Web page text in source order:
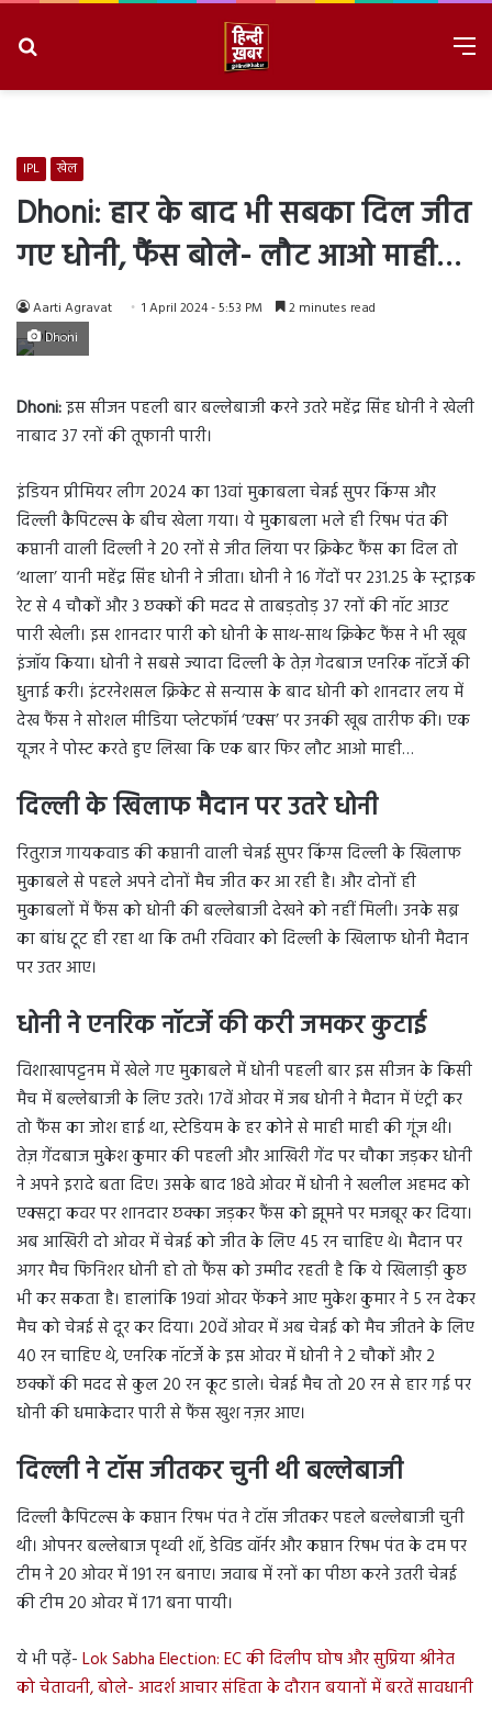
IPL खेल
Dhoni: हार के बाद भी सबका दिल जीत
गए धोनी, फैंस बोले- लौट आओ माही…
Aarti Agravat 1 April 2024 - 5:53 PM 2 minutes read
Dhoni
Dhoni:इस सीजन पहली बार बल्लेबाजी करने उतरे महेंद्र सिंह धोनी ने खेली
नाबाद 37 रनों की तूफानी पारी।
इंडियन प्रीमियर लीग 2024 का 13वां मुकाबला चेन्नई सुपर किंग्स और
दिल्ली कैपिटल्स के बीच खेला गया। ये मुकाबला भले ही रिषभ पंत की
कप्तानी वाली दिल्ली ने 20 रनों से जीत लिया पर क्रिकेट फैंस का दिल तो
‘थाला’ यानी महेंद्र सिंह धोनी ने जीता। धोनी ने 16 गेंदों पर 231.25 के स्ट्राइक
रेट से 4 चौकों और 3 छक्कों की मदद से ताबड़तोड़ 37 रनों की नॉट आउट
पारी खेली। इस शानदार पारी को धोनी के साथ-साथ क्रिकेट फैंस ने भी खूब
इंजॉय किया। धोनी ने सबसे ज्यादा दिल्ली के तेज़ गेदबाज एनरिक नॉटर्जे की
धुनाई करी। इंटरनेशसल क्रिकेट से सन्यास के बाद धोनी को शानदार लय में
देख फैंस ने सोशल मीडिया प्लेटफॉर्म ‘एक्स’ पर उनकी खूब तारीफ की। एक
यूजर ने पोस्ट करते हुए लिखा कि एक बार फिर लौट आओ माही…
दिल्ली के खिलाफ मैदान पर उतरे धोनी
रितुराज गायकवाड की कप्तानी वाली चेन्नई सुपर किंग्स दिल्ली के खिलाफ
मुकाबले से पहले अपने दोनों मैच जीत कर आ रही है। और दोनों ही
मुकाबलों में फैंस को धोनी की बल्लेबाजी देखने को नहीं मिली। उनके सब्र
का बांध टूट ही रहा था कि तभी रविवार को दिल्ली के खिलाफ धोनी मैदान
पर उतर आए।
धोनी ने एनरिक नॉटर्जे की करी जमकर कुटाई
विशाखापट्टनम में खेले गए मुकाबले में धोनी पहली बार इस सीजन के किसी
मैच में बल्लेबाजी के लिए उतरे। 17वें ओवर में जब धोनी ने मैदान में एंट्री कर
तो फैंस का जोश हाई था, स्टेडियम के हर कोने से माही माही की गूंज थी।
तेज़ गेंदबाज मुकेश कुमार की पहली और आखिरी गेंद पर चौका जड़कर धोनी
ने अपने इरादे बता दिए। उसके बाद 18वे ओवर में धोनी ने खलील अहमद को
एक्सट्रा कवर पर शानदार छक्का जड़कर फैंस को झूमने पर मजबूर कर दिया।
अब आखिरी दो ओवर में चेन्नई को जीत के लिए 45 रन चाहिए थे। मैदान पर
अगर मैच फिनिशर धोनी हो तो फैंस को उम्मीद रहती है कि ये खिलाड़ी कुछ
भी कर सकता है। हालांकि 19वां ओवर फेंकने आए मुकेश कुमार ने 5 रन देकर
मैच को चेन्नई से दूर कर दिया। 20वें ओवर में अब चेन्नई को मैच जीतने के लिए
40 रन चाहिए थे, एनरिक नॉटर्जे के इस ओवर में धोनी ने 2 चौकों और 2
छक्कों की मदद से कुल 20 रन कूट डाले। चेन्नई मैच तो 20 रन से हार गई पर
धोनी की धमाकेदार पारी से फैंस खुश नज़र आए।
दिल्ली ने टॉस जीतकर चुनी थी बल्लेबाजी
दिल्ली कैपिटल्स के कप्तान रिषभ पंत ने टॉस जीतकर पहले बल्लेबाजी चुनी
थी। ओपनर बल्लेबाज पृथ्वी शॉ, डेविड वॉर्नर और कप्तान रिषभ पंत के दम पर
टीम ने 20 ओवर में 191 रन बनाए। जवाब में रनों का पीछा करने उतरी चेन्नई
की टीम 20 ओवर में 171 बना पायी।
ये भी पढ़ें- Lok Sabha Election: EC की दिलीप घोष और सुप्रिया श्रीनेत
को चेतावनी, बोले- आदर्श आचार संहिता के दौरान बयानों में बरतें सावधानी